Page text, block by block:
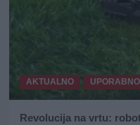
AKTUALNO UPORABNO
Revolucija na vrtu: